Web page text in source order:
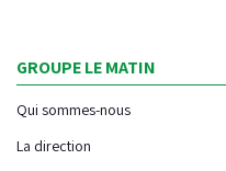
GROUPE LE MATIN
Qui sommes-nous
La direction